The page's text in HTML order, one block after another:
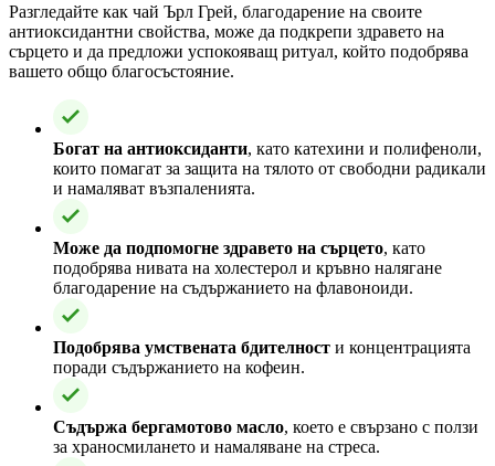
Разгледайте как чай Ърл Грей, благодарение на своите
антиоксидантни свойства, може да подкрепи здравето на
сърцето и да предложи успокояващ ритуал, който подобрява
вашето общо благосъстояние.
Богат на антиоксиданти, като катехини и полифеноли,
които помагат за защита на тялото от свободни радикали
и намаляват възпаленията.
Може да подпомогне здравето на сърцето, като
подобрява нивата на холестерол и кръвно налягане
благодарение на съдържанието на флавоноиди.
Подобрява умствената бдителност и концентрацията
поради съдържанието на кофеин.
Съдържа бергамотово масло, което е свързано с ползи
за храносмилането и намаляване на стреса.